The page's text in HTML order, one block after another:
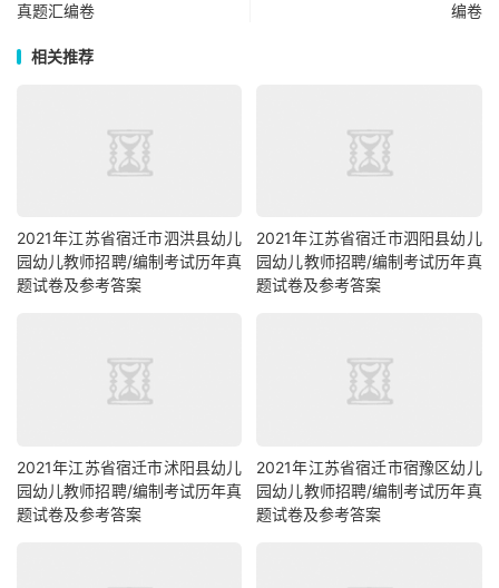
真题汇编卷
编卷
相关推荐
2021年江苏省宿迁市泗洪县幼儿
园幼儿教师招聘/编制考试历年真
题试卷及参考答案
2021年江苏省宿迁市泗阳县幼儿
园幼儿教师招聘/编制考试历年真
题试卷及参考答案
2021年江苏省宿迁市沭阳县幼儿
园幼儿教师招聘/编制考试历年真
题试卷及参考答案
2021年江苏省宿迁市宿豫区幼儿
园幼儿教师招聘/编制考试历年真
题试卷及参考答案